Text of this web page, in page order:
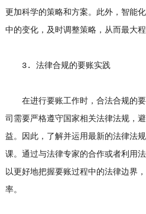
更加科学的策略和方案。此外，智能
中的变化，及时调整策略，从而最大
3. 法律合规的要账实践
在进行要账工作时，合法合规的要
司需要严格遵守国家相关法律法规，
益。因此，了解并运用最新的法律法
课。通过与法律专家的合作或者利用
以更好地把握要账过程中的法律边界
率。